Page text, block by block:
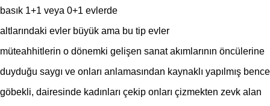
basık 1+1 veya 0+1 evlerde
altlarındaki evler büyük ama bu tip evler
müteahhitlerin o dönemki gelişen sanat akımlarının öncülerine
duyduğu saygı ve onları anlamasından kaynaklı yapılmış bence
göbekli, dairesinde kadınları çekip onları çizmekten zevk alan